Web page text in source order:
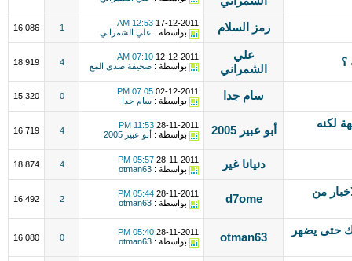
رمز السلام 17-12-2011
12:53 AM
بواسطة : علي الشمراني 1
16,086
؟
علي
الشمراني
12-12-2011
07:10 AM
بواسطة : صحيفة صدى المع 4
18,919
سام جدا 02-12-2011
07:05 PM
بواسطة : سام جدا 0
15,320
لكنه
أبو عبير 2005 28-11-2011
11:53 PM
بواسطة :
أبو عبير 2005 4
16,719
دنيانا غير 28-11-2011
05:57 PM
بواسطة : otman63
4
18,874
من
d7ome
28-11-2011
05:44 PM
بواسطة : otman63
2
16,492
حتى يضهر
otman63
28-11-2011
05:40 PM
بواسطة : otman63
0
16,080